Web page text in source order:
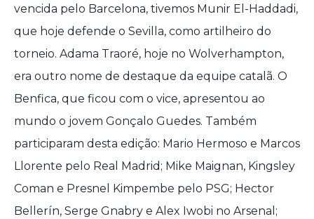
vencida pelo Barcelona, tivemos Munir El-Haddadi,
que hoje defende o Sevilla, como artilheiro do
torneio. Adama Traoré, hoje no Wolverhampton,
era outro nome de destaque da equipe catalã. O
Benfica, que ficou com o vice, apresentou ao
mundo o jovem Gonçalo Guedes. Também
participaram desta edição: Mario Hermoso e Marcos
Llorente pelo Real Madrid; Mike Maignan, Kingsley
Coman e Presnel Kimpembe pelo PSG; Hector
Bellerín, Serge Gnabry e Alex Iwobi no Arsenal;